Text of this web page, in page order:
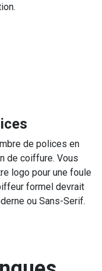
de polices en
de coiffure. Vous
logo pour une foule
formel devrait
ou Sans-Serif.